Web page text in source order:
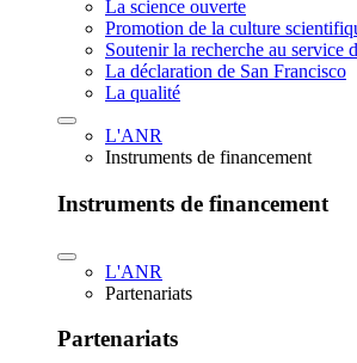
La science ouverte
Promotion de la culture
Soutenir la recherche au service
La déclaration de San Francisco
La qualité
L'ANR
Instruments de financement
Instruments de financement
L'ANR
Partenariats
Partenariats